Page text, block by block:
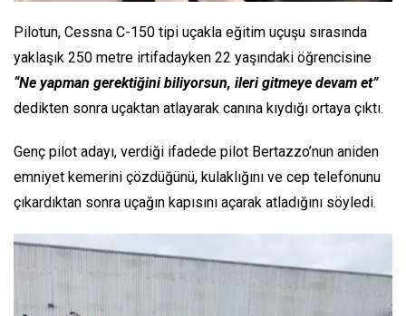
Pilotun, Cessna C-150 tipi uçakla eğitim uçuşu sırasında
yaklaşık 250 metre irtifadayken 22 yaşındaki öğrencisine
“Ne yapman gerektiğini biliyorsun, ileri gitmeye devam et”
dedikten sonra uçaktan atlayarak canına kıydığı ortaya çıktı.
Genç pilot adayı, verdiği ifadede pilot Bertazzo’nun aniden
emniyet kemerini çözdüğünü, kulaklığını ve cep telefonunu
çıkardıktan sonra uçağın kapısını açarak atladığını söyledi.